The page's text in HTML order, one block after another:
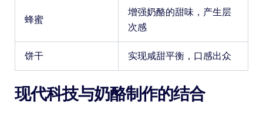
蜂蜜
增强奶酪的甜味，产生层
次感
饼干 实现咸甜平衡，口感出众
现代科技与奶酪制作的结合